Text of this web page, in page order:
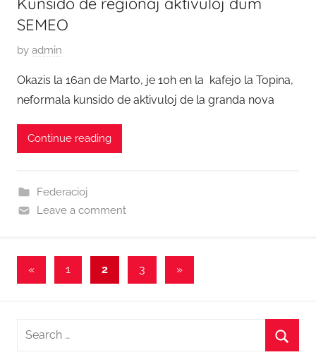
SEMEO
P
s
t
e
9
J
by admin
Okazis la 16an de Marto, je 10h en la kafejo la Topina,
neformala kunsido de aktivuloj de la granda nova
Continue reading
Federacioj
Leave a comment
Paĝnumerado
«Previous
1 2 3
Next
»
Search